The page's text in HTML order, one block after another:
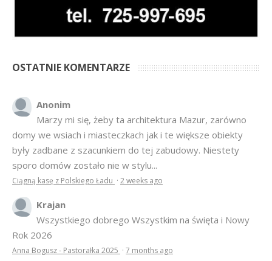
OSTATNIE KOMENTARZE
Anonim
Marzy mi się, żeby ta architektura Mazur, zarówno
domy we wsiach i miasteczkach jak i te większe obiekty
były zadbane z szacunkiem do tej zabudowy. Niestety
sporo domów zostało nie w stylu...
Ciągną kasę z Polskiego Ładu · 2 weeks ago
Krajan
Wszystkiego dobrego Wszystkim na święta i Nowy
Rok 2026
Anna Bogusz - Pastorałka 2025 · 7 months ago